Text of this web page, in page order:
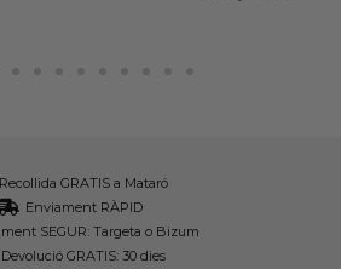
Recollida GRATIS a Mataró
Enviament RÀPID
SEGUR: Targeta o Bizum
Devolució GRATIS: 30 dies